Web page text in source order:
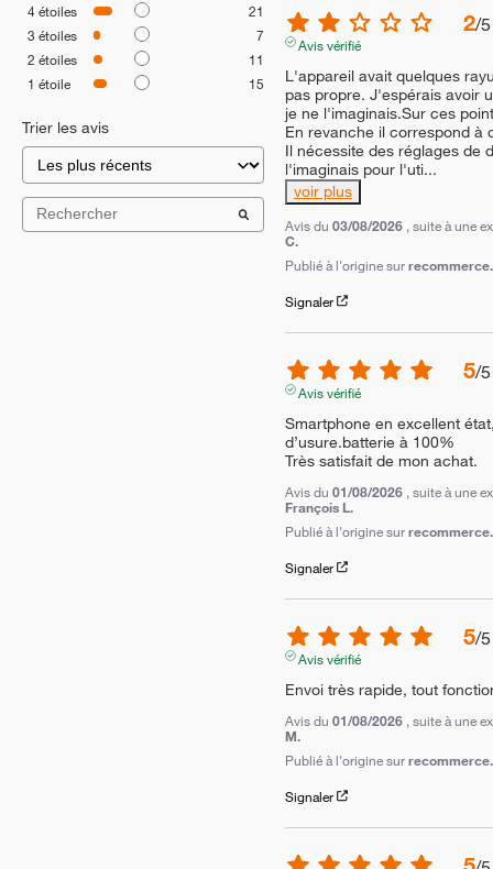
4étoiles
21
3 étoiles
7
2 étoiles
11
1 étoile 15
Trier les avis
2/5
Avis vérifié
L'appareil avait quelques
pas propre. J'espérais avoir
je ne l'imaginais.Sur ces
En revanche il correspond à
Il nécessite des réglages de
l'imaginais pour l'uti...
voir plus
Avis du 03/08/2026 , suite à une
C.
Publié à l'origine sur
Signaler
5/5
Avis vérifié
Smartphone en excellent
d’usure.batterie à 100%
Très satisfait de mon achat.
Avis du 01/08/2026 , suite à une
François L.
Publié à l'origine sur
Signaler
5/5
Avis vérifié
Envoi très rapide, tout
Avis du 01/08/2026 , suite à une
M.
Publié à l'origine sur
Signaler